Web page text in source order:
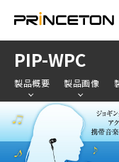
ン
PIP-WPC
製品概要 製品画像